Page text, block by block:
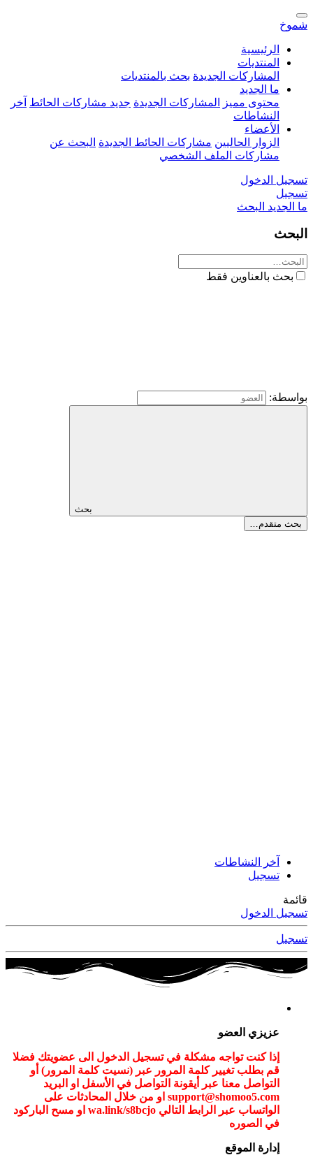
شموخ
الرئيسية
المنتديات
المشاركات الجديدة بحث بالمنتديات
ما الجديد
محتوى مميز
المشاركات الجديدة جديد مشاركات الحائط آخر
النشاطات
الأعضاء
الزوار الحاليين مشاركات الحائط الجديدة البحث عن
مشاركات الملف الشخصي
تسجيل الدخول
تسجيل
ما الجديد البحث
البحث
بحث بالعناوين فقط
بواسطة:
بحث
بحث متقدم…
آخر النشاطات
تسجيل
قائمة
تسجيل الدخول
تسجيل
عزيزي العضو
إذا كنت تواجه مشكلة في تسجيل الدخول الى عضويتك فضلا
قم بطلب تغيير كلمة المرور عبر (نسيت كلمة المرور) أو
التواصل معنا عبر أيقونة التواصل في الأسفل او البريد
support@shomoo5.com او من خلال المحادثات على
الواتساب عبر الرابط التالي wa.link/s8bcjo او مسح الباركود
في الصوره
إدارة الموقع